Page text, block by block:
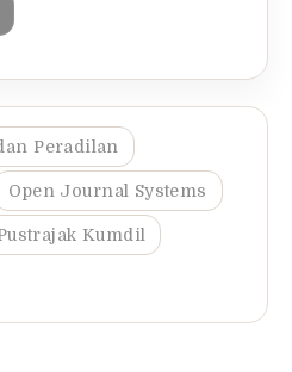
Peradilan
Open Journal Systems
Kumdil